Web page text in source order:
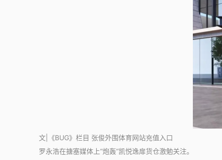
文|《BUG》栏目 张俊外围体育网站充值入口
罗永浩在搪塞媒体上“炮轰”凯悦逸扉货仓激勉关注。